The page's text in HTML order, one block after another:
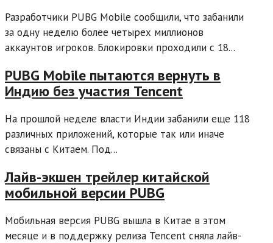
Разработчики PUBG Mobile сообщили, что забанили
за одну неделю более четырех миллионов
аккаунтов игроков. Блокировки проходили с 18...
PUBG Mobile пытаются вернуть в
Индию без участия Tencent
На прошлой неделе власти Индии забанили еще 118
различных приложений, которые так или иначе
связаны с Китаем. Под...
Лайв-экшен трейлер китайской
мобильной версии PUBG
Мобильная версия PUBG вышла в Китае в этом
месяце и в поддержку релиза Tencent сняла лайв-